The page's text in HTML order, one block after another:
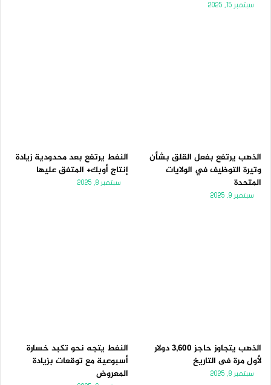
سبتمبر 15, 2025
الذهب يرتفع بفعل القلق بشأن
وتيرة التوظيف في الولايات
المتحدة
سبتمبر 9, 2025
النفط يرتفع بعد محدودية زيادة
إنتاج أوبك+ المتفق عليها
سبتمبر 8, 2025
الذهب يتجاوز حاجز 3,600 دولار
لأول مرة فى التاريخ
سبتمبر 8, 2025
النفط يتجه نحو تكبد خسارة
أسبوعية مع توقعات بزيادة
المعروض